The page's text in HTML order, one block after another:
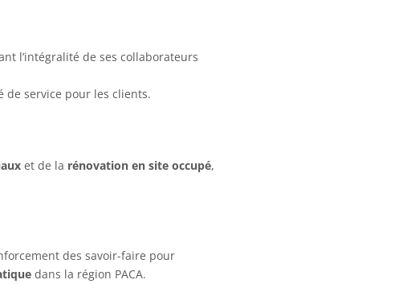
l’intégralité de ses collaborateurs
service pour les clients.
et de la rénovation en site occupé,
des savoir-faire pour
dans la région PACA.